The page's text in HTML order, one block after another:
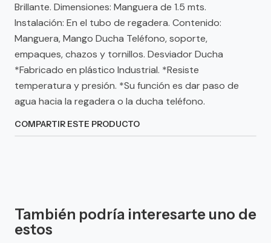
Brillante. Dimensiones: Manguera de 1.5 mts.
Instalación: En el tubo de regadera. Contenido:
Manguera, Mango Ducha Teléfono, soporte,
empaques, chazos y tornillos. Desviador Ducha
*Fabricado en plástico Industrial. *Resiste
temperatura y presión. *Su función es dar paso de
agua hacia la regadera o la ducha teléfono.
COMPARTIR ESTE PRODUCTO
También podría interesarte uno de
estos